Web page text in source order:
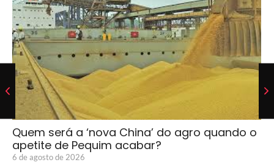
Quem será a ‘nova China’ do agro quando o
apetite de Pequim acabar?
6 de agosto de 2026